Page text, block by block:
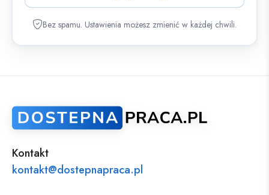
Bez spamu. Ustawienia możesz zmienić w każdej chwili.
Kontakt
kontakt@dostepnapraca.pl